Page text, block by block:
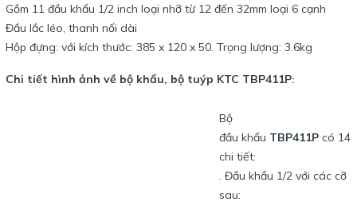
Gồm 11 đầu khẩu 1/2 inch loại nhỡ từ 12 đến 32mm loại 6 cạnh
Đầu lắc léo, thanh nối dài
Hộp đựng: với kích thước: 385 x 120 x 50. Trọng lượng: 3.6kg
Chi tiết hình ảnh về bộ khẩu, bộ tuýp KTC TBP411P:
Bộ
đầu khẩu TBP411P có 14
chi tiết:
. Đầu khẩu 1/2 với các cỡ
sau: